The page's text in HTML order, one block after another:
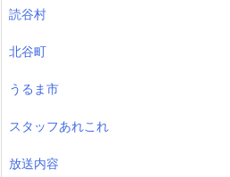
読谷村
北谷町
うるま市
スタッフあれこれ
放送内容